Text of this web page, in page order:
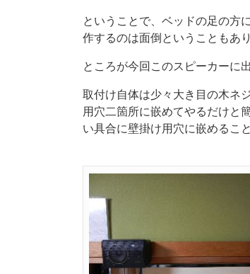
ということで、ベッドの足の方
作するのは面倒ということもあ
ところが今回このスピーカーに
取付け自体は少々大き目の木ネ
用穴二箇所に嵌めてやるだけと
い具合に壁掛け用穴に嵌めるこ